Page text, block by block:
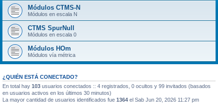
Módulos CTMS-N
Módulos en escala N
CTMS SpurNull
Módulos en escala 0
Módulos HOm
Módulos vía métrica
¿QUIÉN ESTÁ CONECTADO?
En total hay 103 usuarios conectados :: 4 registrados, 0 ocultos y 99 invitados (basados
en usuarios activos en los últimos 30 minutos)
La mayor cantidad de usuarios identificados fue 1364 el Sab Jun 20, 2026 11:27 pm